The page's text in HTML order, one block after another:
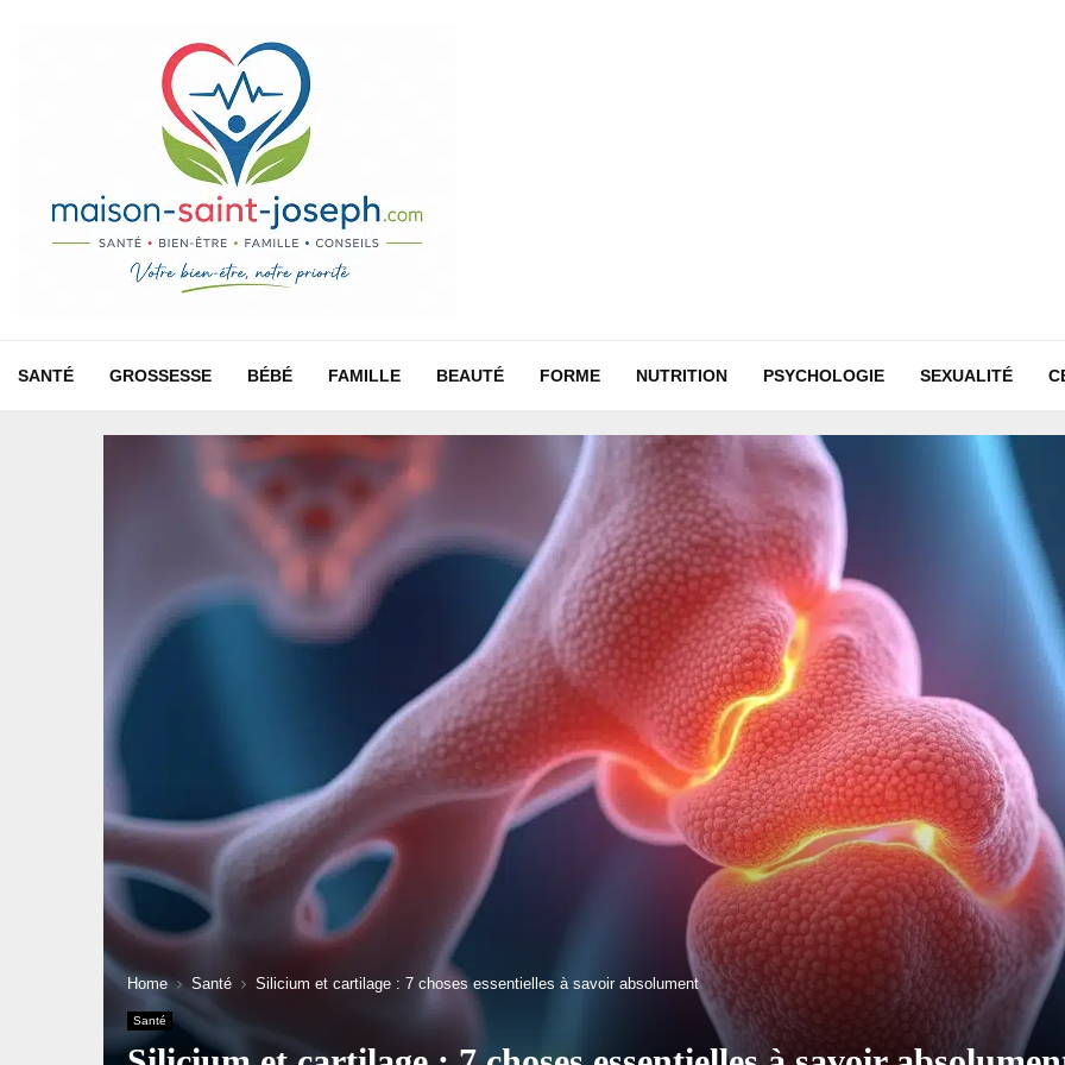
SANTÉ GROSSESSE BÉBÉ FAMILLE BEAUTÉ FORME NUTRITION PSYCHOLOGIE SEXUALITÉ
Home Santé Silicium et cartilage : 7 choses essentielles à savoir absolument
Santé